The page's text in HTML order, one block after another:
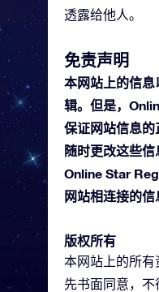
透露给他人。
免责声明
本网站上的信
辑。但是，
保证网站信息
随时更改这些信
Online Star
网站相连接的信
版权所有
本网站上的所
先书面同意，